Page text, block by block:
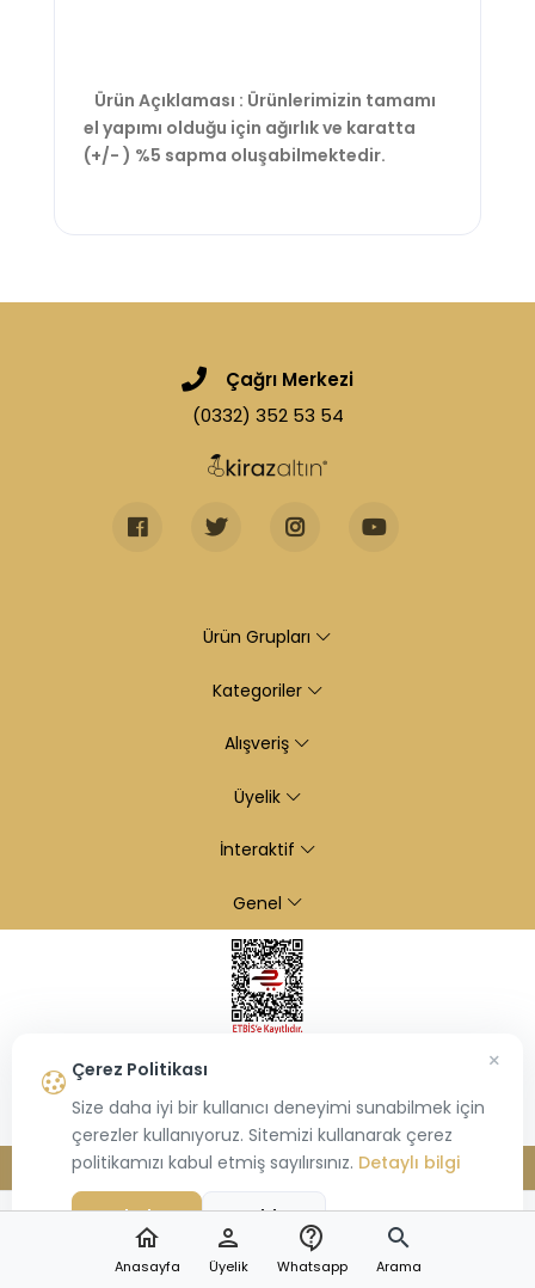
Ürün Açıklaması : Ürünlerimizin tamamı
el yapımı olduğu için ağırlık ve karatta
(+/- ) %5 sapma oluşabilmektedir.
Çağrı Merkezi
(0332) 352 53 54
Ürün Grupları
Kategoriler
Alışveriş
Üyelik
İnteraktif
Genel
© 2026 Kiraz Altın- Tüm hakları saklıdır.
Bu site,Hiosis®tarafından geliştirilmişE-Ticaretpaketleri ile oluşturulmuştur.
home
Anasayfa
person
Üyelik
contact_support
Whatsapp
search
Arama
Çerez Politikası
Size daha iyi bir kullanıcı deneyimi sunabilmek için
çerezler kullanıyoruz. Sitemizi kullanarak çerez
politikamızı kabul etmiş sayılırsınız. Detaylı bilgi
Kabul Et Reddet
×